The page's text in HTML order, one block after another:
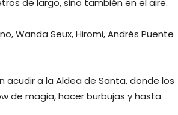
de largo, sino también en el aire.
Wanda Seux, Hiromi, Andrés Puente
a la Aldea de Santa, donde los
de magia, hacer burbujas y hasta